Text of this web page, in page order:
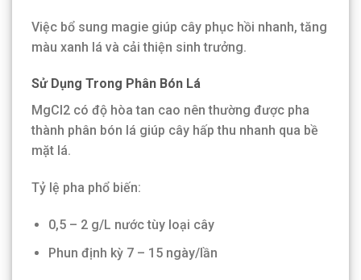
Việc bổ sung magie giúp cây phục hồi nhanh, tăng
màu xanh lá và cải thiện sinh trưởng.
Sử Dụng Trong Phân Bón Lá
MgCl2 có độ hòa tan cao nên thường được pha
thành phân bón lá giúp cây hấp thu nhanh qua bề
mặt lá.
Tỷ lệ pha phổ biến:
0,5 – 2 g/L nước tùy loại cây
Phun định kỳ 7 – 15 ngày/lần